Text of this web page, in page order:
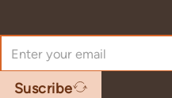
Suscribe